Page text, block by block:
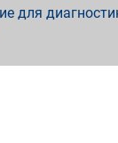
для